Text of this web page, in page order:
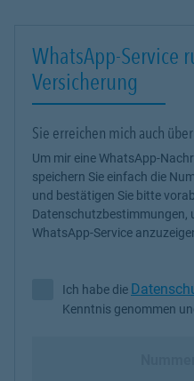
WhatsApp-Service
Versicherung
Sie erreichen mich auch
Um mir eine WhatsApp-
speichern Sie einfach die
und bestätigen Sie bitte
Datenschutzbestimmungen,
WhatsApp-Service
Ich habe die
Ich habe die
Kenntnis genommen